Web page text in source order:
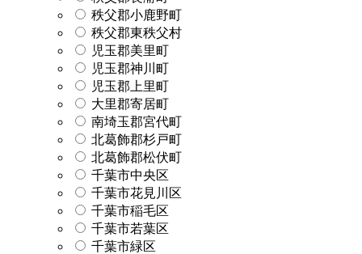
秩父郡小鹿野町
秩父郡東秩父村
児玉郡美里町
児玉郡神川町
児玉郡上里町
大里郡寄居町
南埼玉郡宮代町
北葛飾郡杉戸町
北葛飾郡松伏町
千葉市中央区
千葉市花見川区
千葉市稲毛区
千葉市若葉区
千葉市緑区